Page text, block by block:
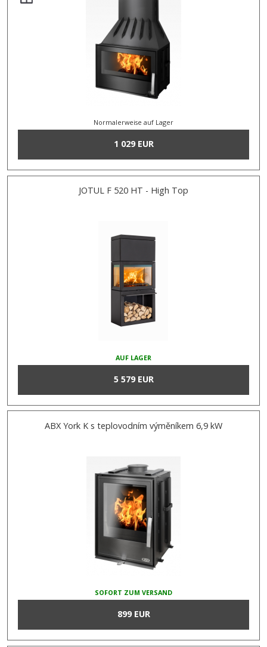
Normalerweise auf Lager
1 029 EUR
JOTUL F 520 HT - High Top
AUF LAGER
5 579 EUR
ABX York K s teplovodním výměníkem 6,9 kW
SOFORT ZUM VERSAND
899 EUR